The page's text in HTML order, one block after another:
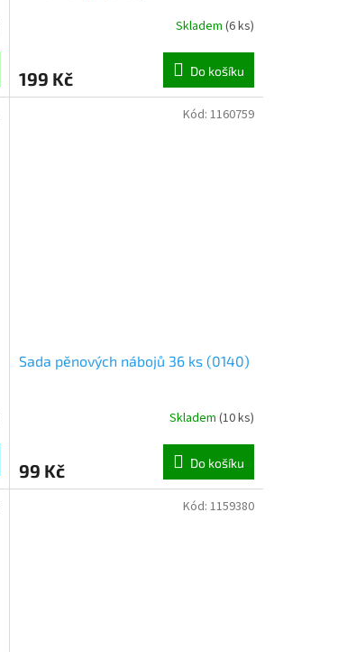
Skladem (6 ks)
199 Kč Do košíku
Sada pěnových nábojů 36 ks (0140)
Skladem (10 ks)
99 Kč Do košíku
Kód: 1160759
Kód: 1159380